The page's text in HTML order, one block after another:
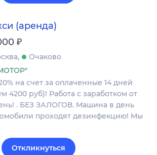
(аренда)
₽
Очаково
на счет за оплаченные 14 дней
4200 руб)! Работа с заработком от
. БЕЗ ЗАЛОГОВ. Машина в день
проходят дезинфекцию! Мы
Откликнуться